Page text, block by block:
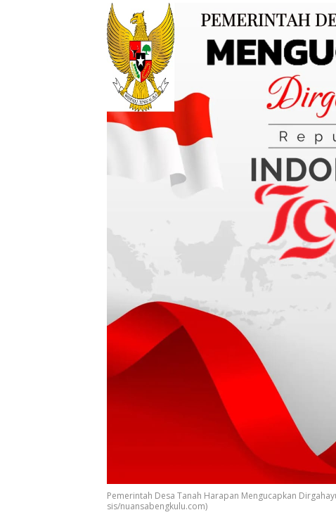
Pemerintah Desa Tanah Harapan Mengucapkan
sis/nuansabengkulu.com)